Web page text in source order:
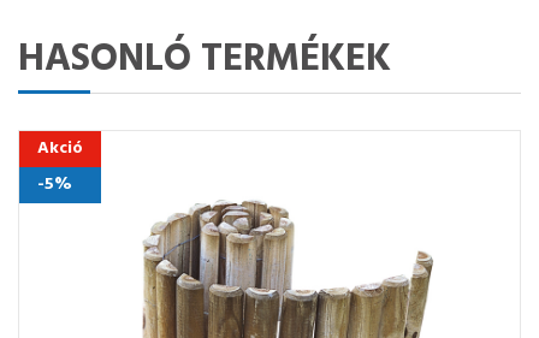
HASONLÓ TERMÉKEK
Akció
-5%